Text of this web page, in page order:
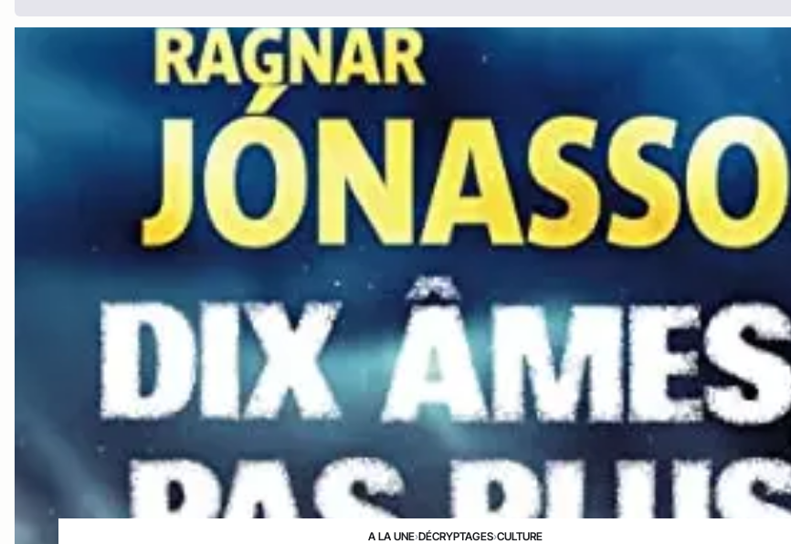
A LA UNE›DÉCRYPTAGES›CULTURE